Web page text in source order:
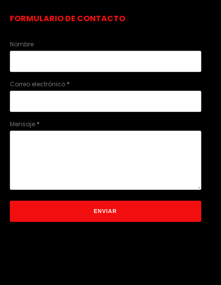
FORMULARIO DE CONTACTO
Nombre
Correo electrónico *
Mensaje *